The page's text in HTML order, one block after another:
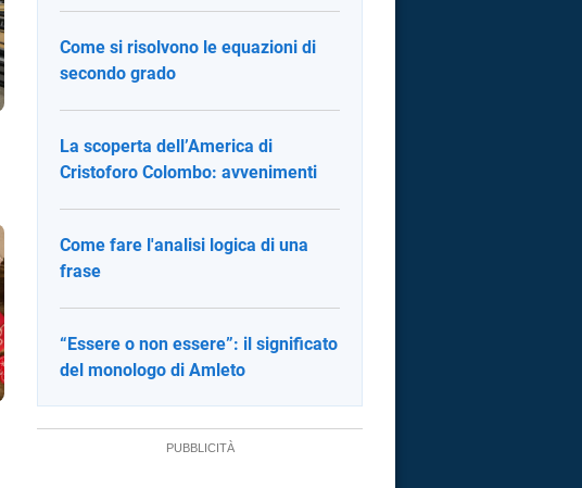
Come si risolvono le equazioni di
secondo grado
La scoperta dell’America di
Cristoforo Colombo: avvenimenti
Come fare l'analisi logica di una
frase
“Essere o non essere”: il significato
del monologo di Amleto